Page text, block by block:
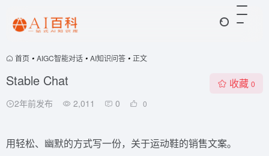
首页 • AIGC智能对话 • AI知识问答 • 正文
Stable Chat
2年前发布 2,011 0 0
收藏 0
用轻松、幽默的方式写一份，关于运动鞋的销售文案。